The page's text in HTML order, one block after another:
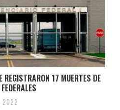
REGISTRARON 17 MUERTES DE
2022